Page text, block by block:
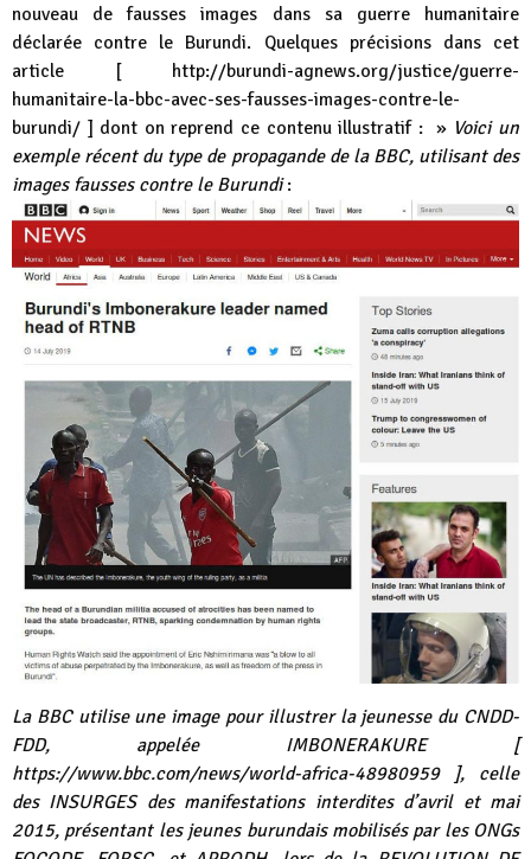
nouveau de fausses images dans sa guerre humanitaire
déclarée contre le Burundi. Quelques précisions dans cet
article [ http://burundi-agnews.org/justice/guerre-
humanitaire-la-bbc-avec-ses-fausses-images-contre-le-
burundi/ ] dont on reprend ce contenu illustratif : » Voici un
exemple récent du type de propagande de la BBC, utilisant des
images fausses contre le Burundi:
La BBC utilise une image pour illustrer la jeunesse du CNDD-
FDD, appelée IMBONERAKURE [
https://www.bbc.com/news/world-africa-48980959], celle
des INSURGES des manifestations interdites d’avril et mai
2015, présentant les jeunes burundais mobilisés par les ONGs